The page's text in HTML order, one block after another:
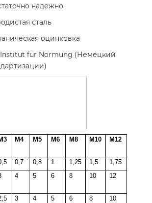
надежно.
сталь
оцинковка
für Normung (Немецкий
М4 М5 М6 М8 М10 М12
0,7 0,8 1 1,25 1,5
1,75
4 5 6 8 10 12
3 4 5 6 8 10